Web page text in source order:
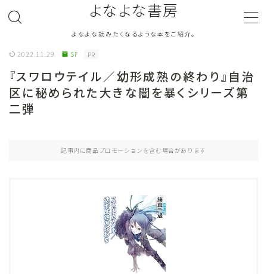
よなよな書房
よなよな読みたくなるような本をご紹介。
ジャンル Genre
作者別おすすめ Author
読書をより楽しむ Good Reading
2022.11.29 SF PR
『スワロウテイル／幼形成熟の終わり』自治
区に秘められた大きな闇を暴くシリーズ第
二弾
記事内に商品プロモーションを含む場合があります